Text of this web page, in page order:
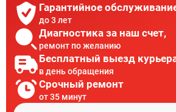
Гарантийное
до 3 лет
Диагностика за наш счет,
ремонт по желанию
Бесплатный выезд
в день обращения
Срочный ремонт
от 35 минут